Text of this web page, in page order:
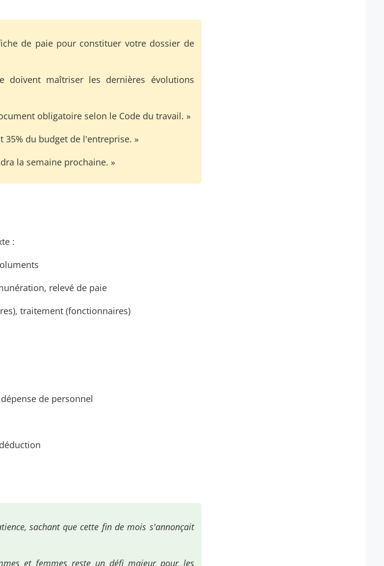
de paie pour constituer votre dossier de
doivent maîtriser les dernières évolutions
obligatoire selon le Code du travail. »
35% du budget de l'entreprise. »
la semaine prochaine. »
:
relevé de paie
traitement (fonctionnaires)
de personnel
sachant que cette fin de mois s'annonçait
et femmes reste un défi majeur pour les